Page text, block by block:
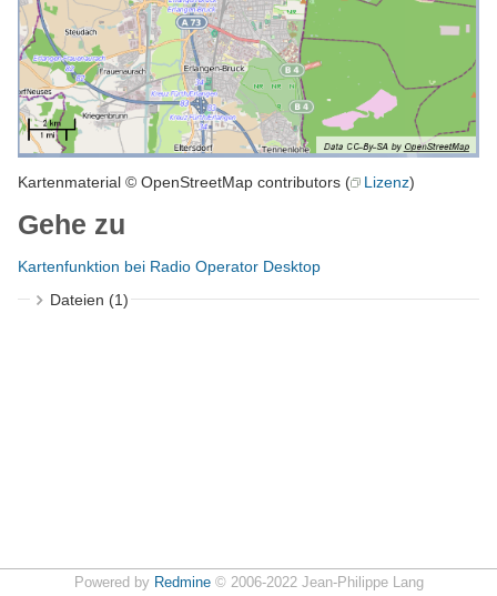
Kartenmaterial © OpenStreetMap contributors ( Lizenz)
Gehe zu
Kartenfunktion bei Radio Operator Desktop
Dateien (1)
Powered by Redmine© 2006-2022 Jean-Philippe Lang